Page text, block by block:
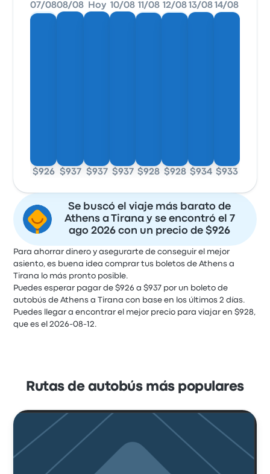
07/08
$926
08/08
$937
Hoy
$937
10/08
$937
11/08
$928
12/08
$928
13/08
$934
14/08
$933
Se buscó el viaje más barato de
Athens a Tirana y se encontró el 7
ago 2026 con un precio de $926
Para ahorrar dinero y asegurarte de conseguir el mejor
asiento, es buena idea comprar tus boletos de Athens a
Tirana lo más pronto posible.
Puedes esperar pagar de $926 a $937 por un boleto de
autobús de Athens a Tirana con base en los últimos 2 días.
Puedes llegar a encontrar el mejor precio para viajar en $928,
que es el 2026-08-12.
Rutas de autobús más populares